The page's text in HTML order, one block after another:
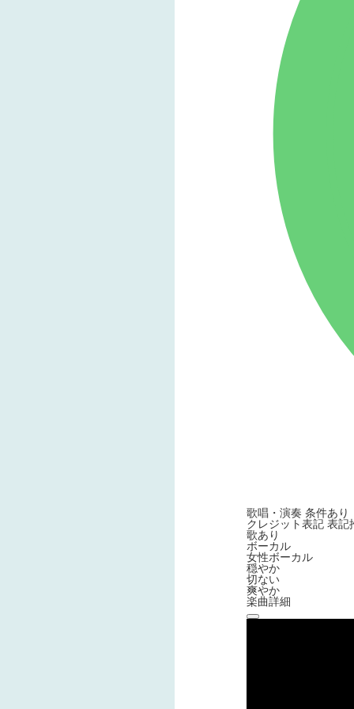
歌唱・演奏条件あり
クレジット表記表記
歌あり
ボーカル
女性ボーカル
穏やか
切ない
爽やか
楽曲詳細